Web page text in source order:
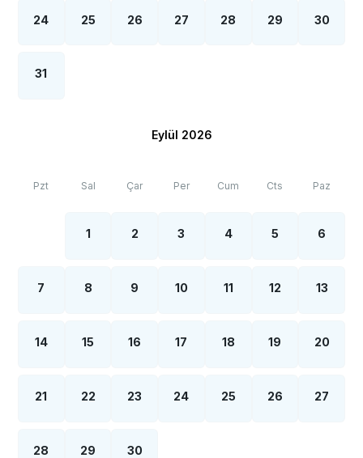
24 25 26 27 28 29 30
31
Eylül 2026
Pzt Sal Çar Per Cum Cts Paz
1 2 3 4 5 6
7 8 9 10 11 12 13
14 15 16 17 18 19 20
21 22 23 24 25 26 27
28 29 30